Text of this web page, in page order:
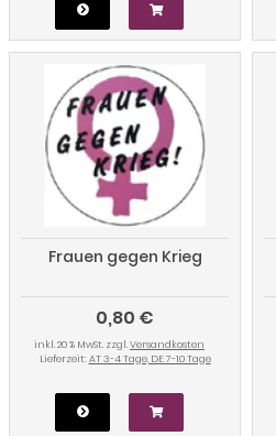
Frauen gegen Krieg
0,80 €
inkl. 20 % MwSt. zzgl.Versandkosten
Lieferzeit: AT 3-4 Tage, DE 7-10 Tage